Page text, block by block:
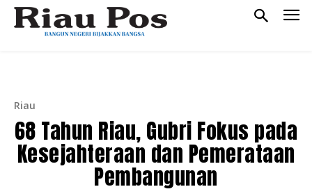
Riau
68 Tahun Riau, Gubri Fokus pada
Kesejahteraan dan Pemerataan
Pembangunan